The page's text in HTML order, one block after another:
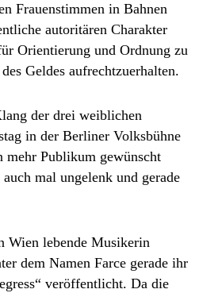
Frauenstimmen in Bahnen
autoritären Charakter
Orientierung und Ordnung zu
Geldes aufrechtzuerhalten.
der drei weiblichen
in der Berliner Volksbühne
mehr Publikum gewünscht
mal ungelenk und gerade
Wien lebende Musikerin
dem Namen Farce gerade ihr
veröffentlicht. Da die